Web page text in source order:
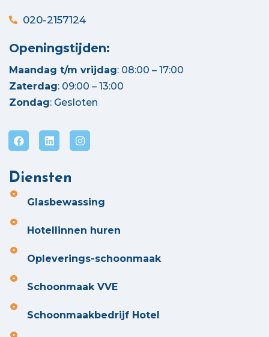
020-2157124
Openingstijden:
Maandag t/m vrijdag: 08:00 – 17:00
Zaterdag: 09:00 – 13:00
Zondag: Gesloten
Diensten
Glasbewassing
Hotellinnen huren
Opleverings-schoonmaak
Schoonmaak VVE
Schoonmaakbedrijf Hotel